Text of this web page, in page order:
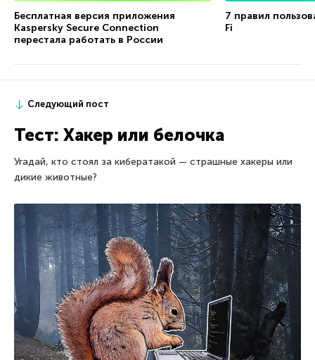
Бесплатная версия приложения
Kaspersky Secure Connection
перестала работать в России
7 правил
Fi
Следующий пост
Тест: Хакер или белочка
Угадай, кто стоял за кибератакой — страшные хакеры или
дикие животные?